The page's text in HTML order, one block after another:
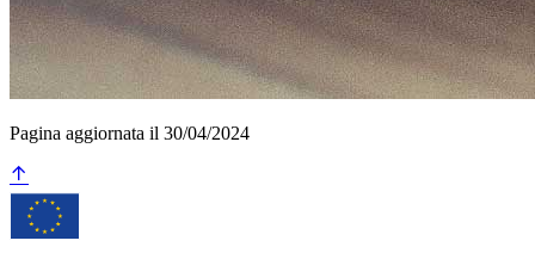
Pagina aggiornata il 30/04/2024